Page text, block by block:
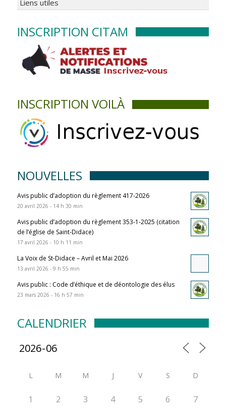
Liens utiles
INSCRIPTION CITAM
INSCRIPTION VOILÀ
NOUVELLES
Avis public d’adoption du règlement 417-2026
20 avril 2026 - 14 h 30 min
Avis public d’adoption du règlement 353-1-2025 (citation
de l’église de Saint-Didace)
17 avril 2026 - 10 h 11 min
La Voix de St-Didace – Avril et Mai 2026
13 avril 2026 - 9 h 55 min
Avis public : Code d’éthique et de déontologie des élus
23 mars 2026 - 16 h 57 min
CALENDRIER
L M M J V S D
1 2 3 4 5 6 7